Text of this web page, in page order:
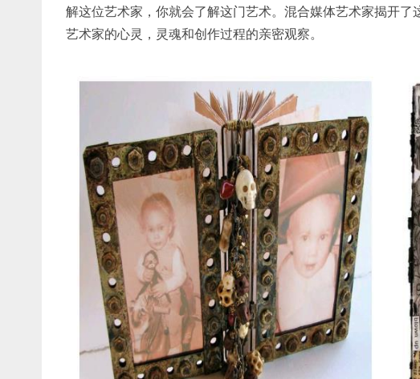
解这位艺术家，你就会了解这门艺术。混合媒体艺术家揭开
艺术家的心灵，灵魂和创作过程的亲密观察。